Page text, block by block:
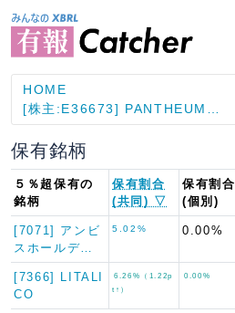
HOME
[株主:E36673] PANTHEUM…
保有銘柄
５％超保有の
銘柄
保有割合
(共同) ▽
保有割合
(個別)
[7071] アンビ
スホールデ…
5.02% 0.00%
[7366] LITALI
CO
6.26%（1.22p
t↑）
0.00%